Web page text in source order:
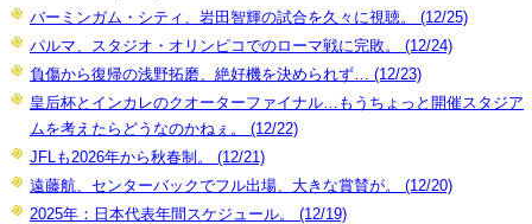
バーミンガム・シティ、岩田智輝の試合を久々に視聴。 (12/25)
パルマ、スタジオ・オリンピコでのローマ戦に完敗。 (12/24)
負傷から復帰の浅野拓磨、絶好機を決められず… (12/23)
皇后杯とインカレのクオーターファイナル…もうちょっと開催スタジア
ムを考えたらどうなのかねぇ。 (12/22)
JFLも2026年から秋春制。 (12/21)
遠藤航、センターバックでフル出場、大きな賞賛が。 (12/20)
2025年：日本代表年間スケジュール。 (12/19)